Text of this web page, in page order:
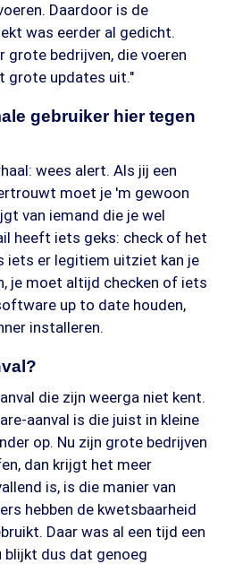
Daardoor is de
was eerder al gedicht.
grote bedrijven, die voeren
grote updates uit."
gebruiker hier tegen
wees alert. Als jij een
moet je 'm gewoon
van iemand die je wel
heeft iets geks: check of het
iets er legitiem uitziet kan je
je moet altijd checken of iets
up to date houden,
installeren.
die zijn weerga niet kent.
aanval is die juist in kleine
op. Nu zijn grote bedrijven
dan krijgt het meer
is, is die manier van
hebben de kwetsbaarheid
Daar was al een tijd een
blijkt dus dat genoeg